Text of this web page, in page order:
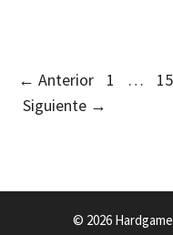
← Anterior Página
1 …
Siguiente →
© 2026